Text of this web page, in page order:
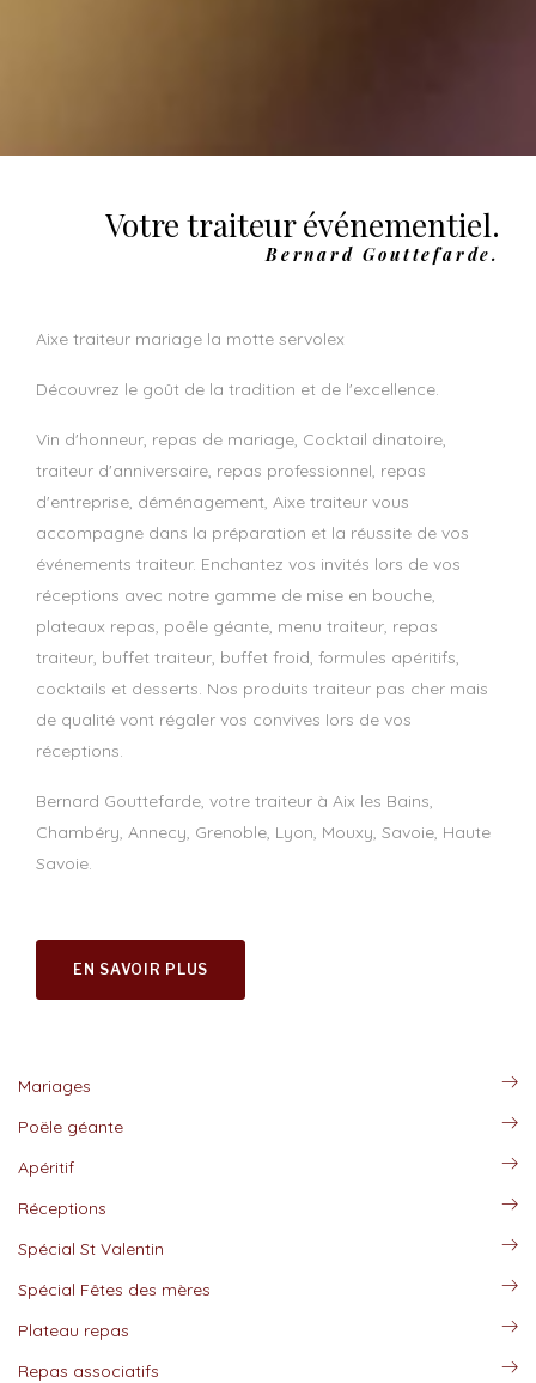
Votre traiteur événementiel.
Bernard Gouttefarde.
aixe traiteur mariage la motte servolex
Découvrez le goût de la tradition et de l'excellence.
Vin d'honneur, repas de mariage, Cocktail dinatoire,
traiteur d'anniversaire, repas professionnel, repas
d'entreprise, déménagement, Aixe traiteur vous
accompagne dans la préparation et la réussite de vos
événements traiteur. Enchantez vos invités lors de vos
réceptions avec notre gamme de mise en bouche,
plateaux repas, poêle géante, menu traiteur, repas
traiteur, buffet traiteur, buffet froid, formules apéritifs,
cocktails et desserts. Nos produits traiteur pas cher mais
de qualité vont régaler vos convives lors de vos
réceptions.
Bernard Gouttefarde, votre traiteur à Aix les Bains,
Chambéry, Annecy, Grenoble, Lyon, Mouxy, Savoie, Haute
Savoie.
EN SAVOIR PLUS
Mariages
Poële géante
Apéritif
Réceptions
Spécial St Valentin
Spécial Fêtes des mères
Plateau repas
Repas associatifs